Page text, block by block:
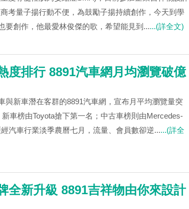
考量子揚行動不便，為鼓勵子揚持續創作，今天到學
要創作，他最愛林俊傑的歌，希望能見到......(詳全文)
度排行 8891汽車網月均瀏覽破億
與新車潛在客群的8891汽車網，宣布月平均瀏覽量突
車榜由Toyota搶下第一名；中古車榜則由Mercedes-
汽車行業淡季農曆七月，流量、會員數卻逆......(詳全
全新升級 8891吉祥物由你來設計